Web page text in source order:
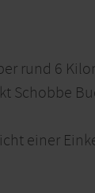
rund 6
einer